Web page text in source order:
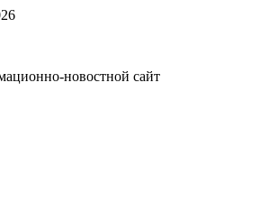
новостной сайт